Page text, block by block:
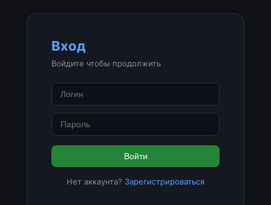
Вход
Войдите чтобы продолжить
Войти
Нет аккаунта? Зарегистрироваться